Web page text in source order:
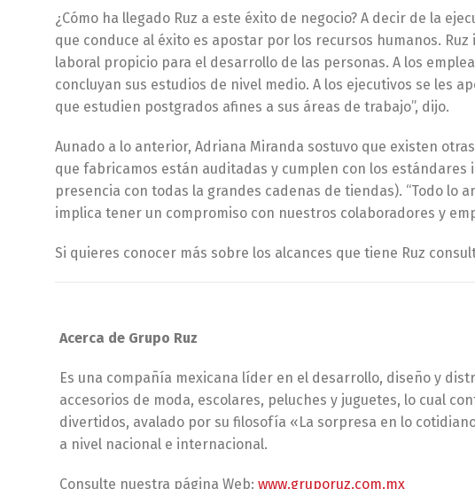
¿Cómo ha llegado Ruz a este éxito de negocio? A decir de la
que conduce al éxito es apostar por los recursos humanos.
laboral propicio para el desarrollo de las personas. A los
concluyan sus estudios de nivel medio. A los ejecutivos se les
que estudien postgrados afines a sus áreas de trabajo”, dijo.
Aunado a lo anterior, Adriana Miranda sostuvo que existen
que fabricamos están auditadas y cumplen con los
presencia con todas la grandes cadenas de tiendas). “Todo lo
implica tener un compromiso con nuestros colaboradores y
Si quieres conocer más sobre los alcances que tiene Ruz
Acerca de Grupo Ruz
Es una compañía mexicana líder en el desarrollo, diseño y
accesorios de moda, escolares, peluches y juguetes, lo cual
divertidos, avalado por su filosofía «La sorpresa en lo
a nivel nacional e internacional.
Consulte nuestra página Web: www.gruporuz.com.mx